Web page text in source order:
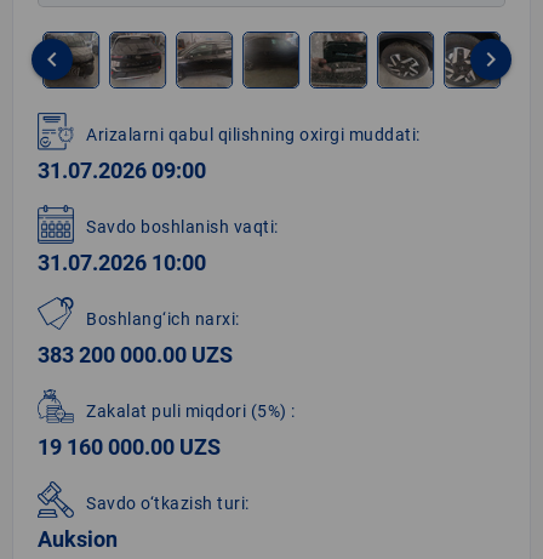
1
of
13
keyboard_arrow_left keyboard_arrow_right
Arizalarni qabul qilishning oxirgi muddati:
31.07.2026 09:00
Savdo boshlanish vaqti:
31.07.2026 10:00
Boshlang‘ich narxi:
383 200 000.00 UZS
Zakalat puli miqdori (5%) :
19 160 000.00 UZS
Savdo o‘tkazish turi:
Auksion